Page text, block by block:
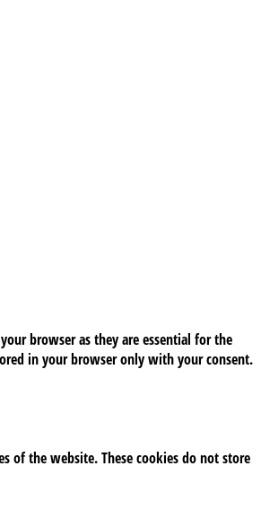
browser as they are essential for the
in your browser only with your consent.
of the website. These cookies do not store